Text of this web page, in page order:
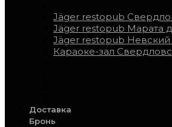
Jäger restopub
Jäger restopub Марата
Jäger restopub Невский
Караоке-зал
Доставка
Бронь